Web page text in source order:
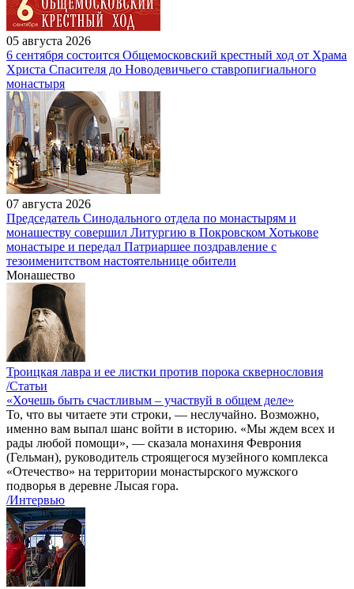
05 августа 2026
6 сентября состоится Общемосковский крестный ход от Храма
Христа Спасителя до Новодевичьего ставропигиального
монастыря
07 августа 2026
Председатель Синодального отдела по монастырям и
монашеству совершил Литургию в Покровском Хотькове
монастыре и передал Патриаршее поздравление с
тезоименитством настоятельнице обители
Монашество
Троицкая лавра и ее листки против порока сквернословия
/Статьи
«Хочешь быть счастливым – участвуй в общем деле»
То, что вы читаете эти строки, — неслучайно. Возможно,
именно вам выпал шанс войти в историю. «Мы ждем всех и
рады любой помощи», — сказала монахиня Феврония
(Гельман), руководитель строящегося музейного комплекса
«Отечество» на территории монастырского мужского
подворья в деревне Лысая гора.
/Интервью